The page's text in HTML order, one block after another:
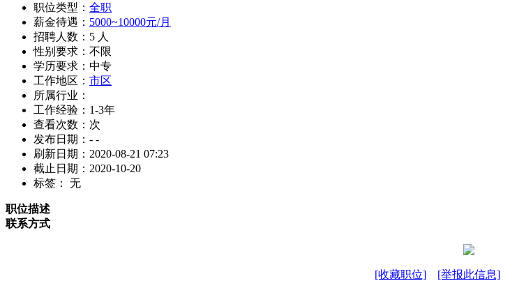
职位类型： 全职
薪金待遇： 5000~10000元/月
招聘人数：5 人
性别要求：不限
学历要求：中专
工作地区： 市区
所属行业：
工作经验：1-3年
查看次数： 次
发布日期：- -
刷新日期：2020-08-21 07:23
截止日期：2020-10-20
标签： 无
职位描述
联系方式
[收藏职位] [举报此信息]